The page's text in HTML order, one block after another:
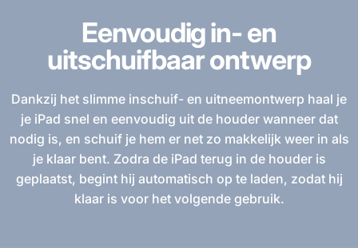
Eenvoudig in- en
uitschuifbaar ontwerp
Dankzij het slimme inschuif- en uitneemontwerp haal je
je iPad snel en eenvoudig uit de houder wanneer dat
nodig is, en schuif je hem er net zo makkelijk weer in als
je klaar bent. Zodra de iPad terug in de houder is
geplaatst, begint hij automatisch op te laden, zodat hij
klaar is voor het volgende gebruik.